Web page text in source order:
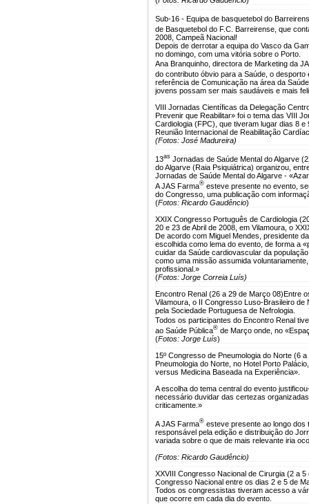
Sub-16 - Equipa de basquetebol do
de Basquetebol do F.C. Barreirense, que
2008, Campeã Nacional!
Depois de derrotar a equipa do Vasco da
no domingo, com uma vitória sobre o Porto.
Ana Branquinho, directora de Marketing da
do contributo óbvio para a Saúde, o
referência de Comunicação na área da
jovens possam ser mais saudáveis e mais
VIII Jornadas Científicas da Delegação
Prevenir que Reabilitar» foi o tema das VIII
Cardiologia (FPC), que tiveram lugar dias 8
Reunião Internacional de Reabilitação
(Fotos: José Madureira)
13as Jornadas de Saúde Mental do Algarve
do Algarve (Raia Psiquiátrica) organizou,
Jornadas de Saúde Mental do Algarve -
A JAS Farma® esteve presente no evento,
do Congresso, uma publicação com
(Fotos: Ricardo Gaudêncio)
XXIX Congresso Português de Cardiologia
20 e 23 de Abril de 2008, em Vilamoura, o
De acordo com Miguel Mendes, presidente
escolhida como lema do evento, de forma a
cuidar da Saúde cardiovascular da
como uma missão assumida
profissional.»
(Fotos: Jorge Correia Luís)
Encontro Renal (26 a 29 de Março 08)Entre
Vilamoura, o II Congresso Luso-Brasileiro
pela Sociedade Portuguesa de Nefrologia.
Todos os participantes do Encontro Renal
ao Saúde Pública® de Março onde, no
(Fotos: Jorge Luís)
15º Congresso de Pneumologia do Norte (6
Pneumologia do Norte, no Hotel Porto
versus Medicina Baseada na Experiência».
A escolha do tema central do evento
necessário duvidar das certezas
criticamente.»
A JAS Farma® esteve presente ao longo dos
responsável pela edição e distribuição do
variada sobre o que de mais relevante iria
(Fotos: Ricardo Gaudêncio)
XXVIII Congresso Nacional de Cirurgia (2 a 5
Congresso Nacional entre os dias 2 e 5 de
Todos os congressistas tiveram acesso a
que ocorre em cada dia do evento.